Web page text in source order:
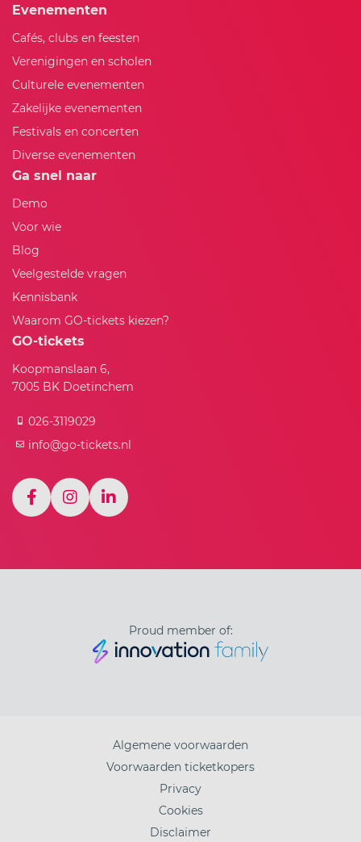
Evenementen
Cafés, clubs en feesten
Verenigingen en scholen
Culturele evenementen
Zakelijke evenementen
Festivals en concerten
Diverse evenementen
Ga snel naar
Demo
Voor wie
Blog
Veelgestelde vragen
Kennisbank
Waarom GO-tickets kiezen?
GO-tickets
Koopmanslaan 6,
7005 BK Doetinchem
026-3119029
info@go-tickets.nl
Proud member of:
Algemene voorwaarden
Voorwaarden ticketkopers
Privacy
Cookies
Disclaimer